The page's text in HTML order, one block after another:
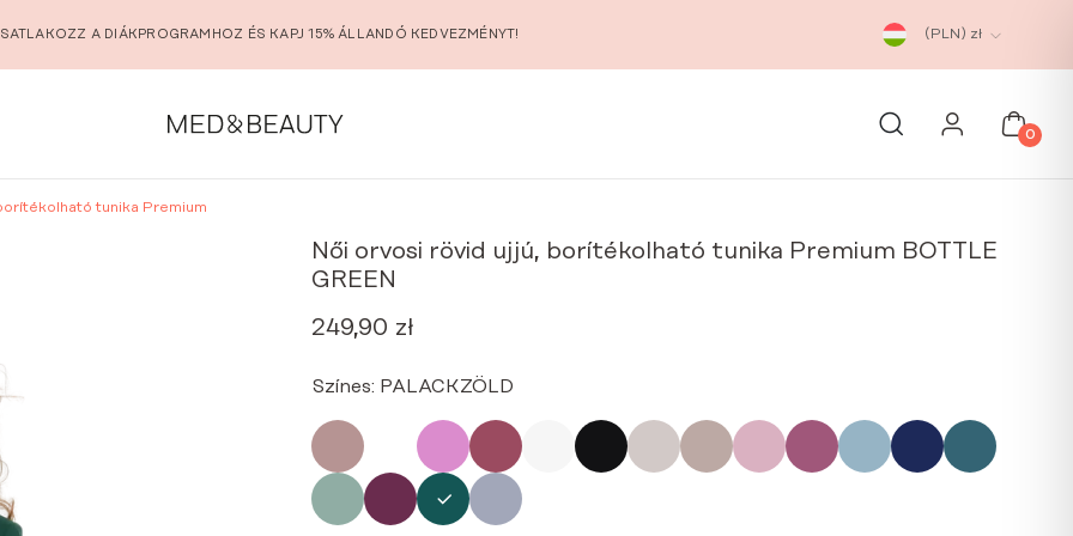
A DIÁKPROGRAMHOZ ÉS KAPJ 15% ÁLLANDÓ KEDVEZMÉNYT! (PLN) zł
0
tunika Premium
Női orvosi rövid ujjú, borítékolható tunika Premium BOTTLE
GREEN
249,90 zł
Színes: PALACKZÖLD